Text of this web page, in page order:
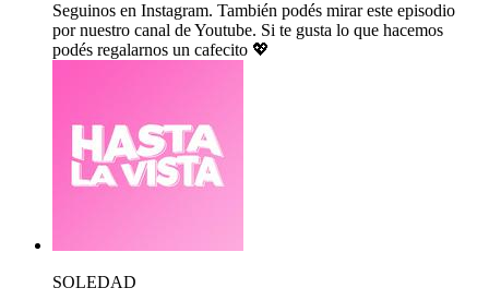
Seguinos en Instagram. También podés mirar este episodio
por nuestro canal de Youtube. Si te gusta lo que hacemos
podés regalarnos un cafecito 💖
SOLEDAD